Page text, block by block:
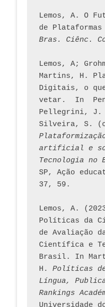
Lemos, A. O
de
Bras. Ciênc.
Lemos, A;
Martins, H.
Digitais, o
vetar.  In
Pellegrini, J.
artificial e
Tecnologia no
SP, Ação
37, 59.
Lemos, A.
Políticas da
de Avaliação
Científica e
Brasil. In
H. Políticas
Língua,
Rankings
Universidade